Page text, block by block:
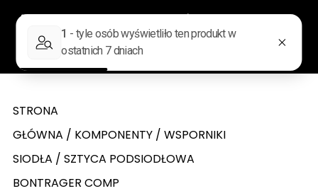
0
STRONA
GŁÓWNA / KOMPONENTY/ WSPORNIKI
SIODŁA / SZTYCA PODSIODŁOWA
BONTRAGER COMP